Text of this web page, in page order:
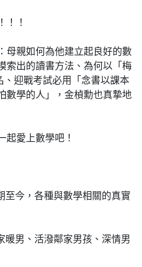
！！
母親如何為他建立起良好的數
索出的讀書方法、為何以「梅
迎戰考試必用「念書以課本
數學的人」，金楨勳也真摯地
起愛上數學吧！
今，各種與數學相關的真實
男、活潑鄰家男孩、深情男